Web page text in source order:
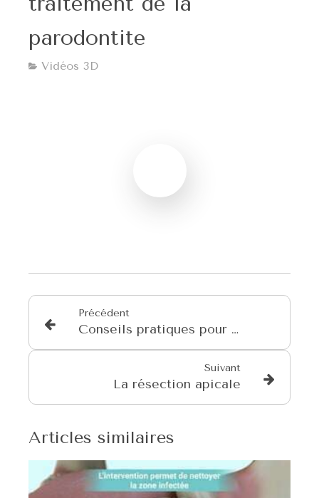
parodontite
Vidéos 3D
Précédent
Conseils pratiques pour une bonne hygiène bucco-dentaire avec un appareil
Suivant
La résection apicale
Articles similaires